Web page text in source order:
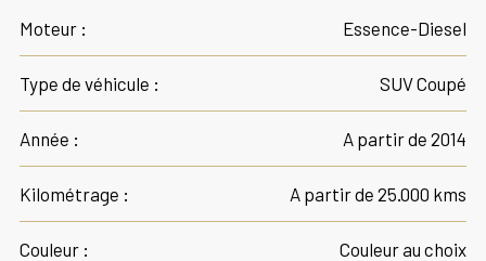
Moteur : Essence-Diesel
Type de véhicule : SUV Coupé
Année : A partir de 2014
Kilométrage : A partir de 25.000 kms
Couleur : Couleur au choix